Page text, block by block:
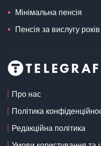
Мінімальна пенсія
Пенсія за вислугу років
Про нас
Політика
Редакційна політика